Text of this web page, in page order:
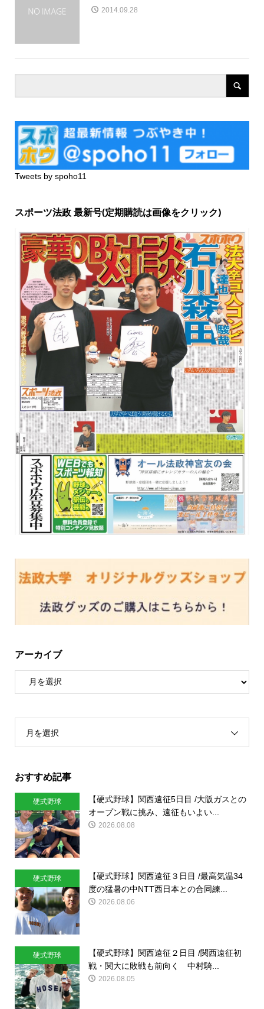
2014.09.28
Tweets by spoho11
スポーツ法政 最新号(定期購読は画像をクリック)
アーカイブ
月を選択
おすすめ記事
硬式野球
【硬式野球】関西遠征5日目 /大阪ガスとの
オープン戦に挑み、遠征もいよい...
2026.08.08
硬式野球
【硬式野球】関西遠征３日目 /最高気温34
度の猛暑の中NTT西日本との合同練...
2026.08.06
硬式野球
【硬式野球】関西遠征２日目 /関西遠征初
戦・関大に敗戦も前向く 中村騎...
2026.08.05